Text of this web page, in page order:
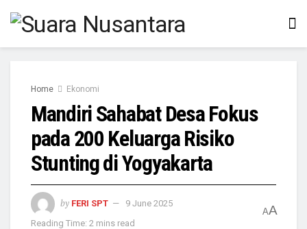
Home Ekonomi
Mandiri Sahabat Desa Fokus
pada 200 Keluarga Risiko
Stunting di Yogyakarta
by FERI SPT
9 June 2025
Reading Time: 2 mins read
AA